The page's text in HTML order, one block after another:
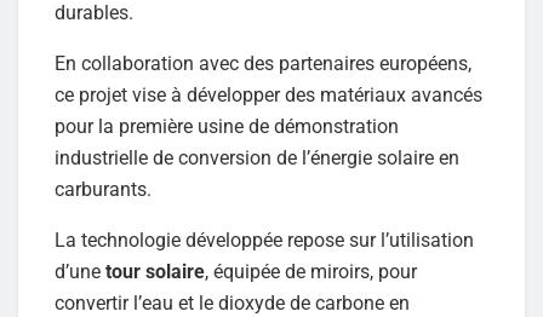
durables.
En collaboration avec des partenaires européens,
ce projet vise à développer des matériaux avancés
pour la première usine de démonstration
industrielle de conversion de l’énergie solaire en
carburants.
La technologie développée repose sur l’utilisation
d’une tour solaire, équipée de miroirs, pour
convertir l’eau et le dioxyde de carbone en